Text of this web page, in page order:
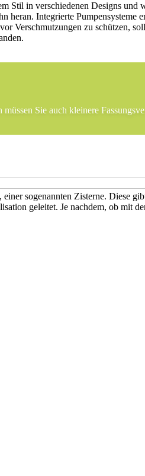
Stil in verschiedenen Designs
Integrierte
Verschmutzungen zu schützen,
Sie auch kleinere
sogenannten Zisterne. Diese
geleitet. Je nachdem, ob mit